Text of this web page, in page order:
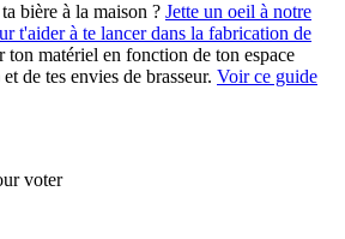
bière à la maison ? Jette un oeil à notre
à te lancer dans la fabrication de
ton matériel en fonction de ton espace
de tes envies de brasseur. Voir ce guide
voter